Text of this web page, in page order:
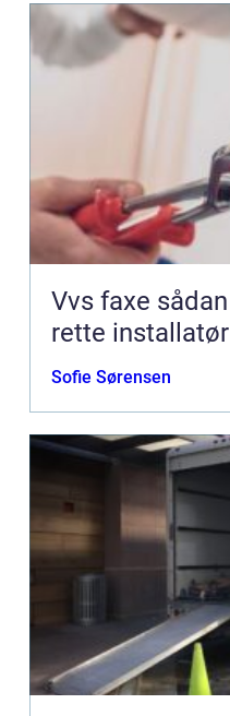
Vvs faxe sådan vælger du den
rette installatør
Sofie Sørensen